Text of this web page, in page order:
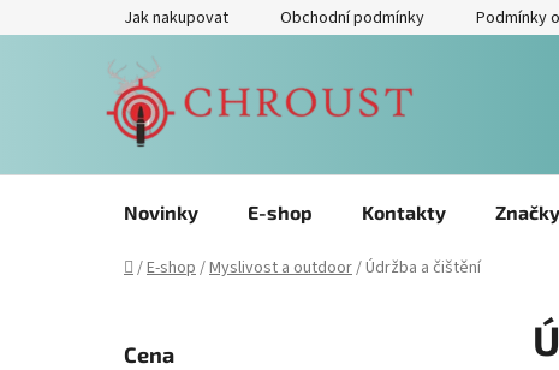
na
Jak nakupovat Obchodní podmínky Podmínky
Novinky E-shop Kontakty Značky
Domů
/E-shop/Myslivost a outdoor/Údržba a čištění
Cena